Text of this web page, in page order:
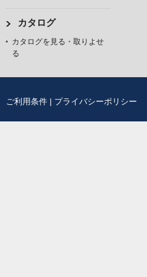
カタログ
カタログを見る・取りよせ
る
ご利用条件 | プライバシーポリシー